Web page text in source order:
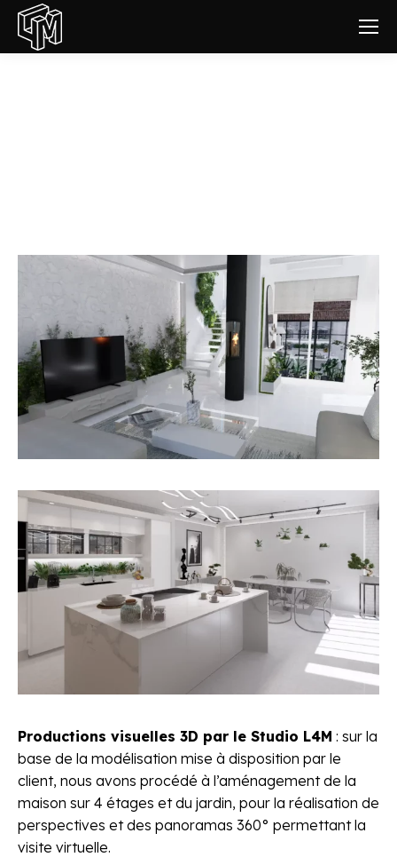
Productions visuelles 3D par le Studio L4M : sur la
base de la modélisation mise à disposition par le
client, nous avons procédé à l’aménagement de la
maison sur 4 étages et du jardin, pour la réalisation de
perspectives et des panoramas 360° permettant la
visite virtuelle.